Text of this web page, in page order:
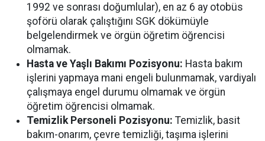
1992 ve sonrası doğumlular), en az 6 ay otobüs
şoförü olarak çalıştığını SGK dökümüyle
belgelendirmek ve örgün öğretim öğrencisi
olmamak.
Hasta ve Yaşlı Bakımı Pozisyonu: Hasta bakım
işlerini yapmaya mani engeli bulunmamak, vardiyalı
çalışmaya engel durumu olmamak ve örgün
öğretim öğrencisi olmamak.
Temizlik Personeli Pozisyonu: Temizlik, basit
bakım-onarım, çevre temizliği, taşıma işlerini